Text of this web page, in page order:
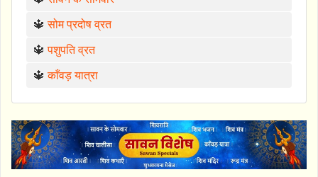
🔱सोम प्रदोष व्रत
🔱पशुपति व्रत
🔱काँवड़ यात्रा